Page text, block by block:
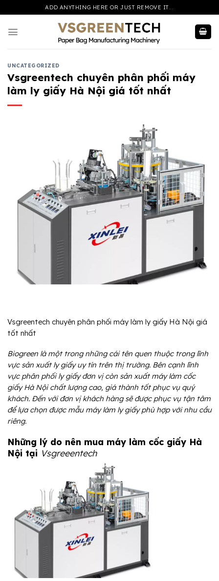
to
content
ADD ANYTHING HERE OR JUST REMOVE IT...
UNCATEGORIZED
Vsgreentech chuyên phân phối máy
làm ly giấy Hà Nội giá tốt nhất
Vsgreentech chuyên phân phối máy làm ly giấy Hà Nội giá
tốt nhất
Biogreen là một trong những cái tên quen thuộc trong lĩnh
vực sản xuất ly giấy uy tín trên thị trường. Bên cạnh lĩnh
vực phân phối ly giấy đơn vị còn sản xuất máy làm cốc
giấy Hà Nộichất lượng cao, giá thành tốt phục vụ quý
khách. Đến với đơn vị khách hàng sẽ được phục vụ tận tâm
để lựa chọn được mẫu máy làm ly giấy phù hợp với nhu cầu
riêng.
Những lý do nên mua máy làm cốc giấy Hà
Nội tại Vsgreeentech